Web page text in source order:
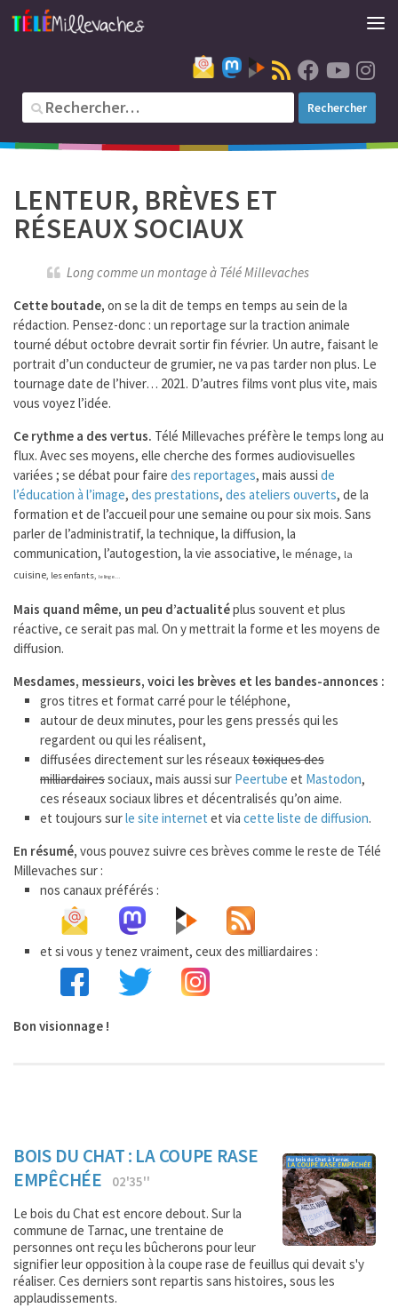
LENTEUR, BRÈVES ET
RÉSEAUX SOCIAUX
Long comme un montage à Télé Millevaches
Cette boutade, on se la dit de temps en temps au sein de la
rédaction. Pensez-donc : un reportage sur la traction animale
tourné début octobre devrait sortir fin février. Un autre, faisant le
portrait d’un conducteur de grumier, ne va pas tarder non plus. Le
tournage date de l’hiver… 2021. D’autres films vont plus vite, mais
vous voyez l’idée.
Ce rythme a des vertus. Télé Millevaches préfère le temps long au
flux. Avec ses moyens, elle cherche des formes audiovisuelles
variées ; se débat pour faire des reportages, mais aussi de
l’éducation à l’image, des prestations, des ateliers ouverts, de la
formation et de l’accueil pour une semaine ou pour six mois. Sans
parler de l’administratif, la technique, la diffusion, la
communication, l’autogestion, la vie associative, le ménage, la
cuisine, les enfants, le linge…
Mais quand même, un peu d’actualitéplus souvent et plus
réactive, ce serait pas mal. On y mettrait la forme et les moyens de
diffusion.
Mesdames, messieurs, voici les brèves et les bandes-annonces :
gros titres et format carré pour le téléphone,
autour de deux minutes, pour les gens pressés qui les
regardent ou qui les réalisent,
diffusées directement sur les réseaux toxiques des
milliardairessociaux, mais aussi sur Peertube et Mastodon,
ces réseaux sociaux libres et décentralisés qu’on aime.
et toujours surle site internet et via cette liste de diffusion.
En résumé, vous pouvez suivre ces brèves comme le reste de Télé
Millevaches sur :
nos canaux préférés :
et si vous y tenez vraiment, ceux des milliardaires :
Bon visionnage !
BOIS DU CHAT : LA COUPE RASE
EMPÊCHÉE
02'35''
Le bois du Chat est encore debout. Sur la
commune de Tarnac, une trentaine de
personnes ont reçu les bûcherons pour leur
signifier leur opposition à la coupe rase de feuillus qui devait s'y
réaliser. Ces derniers sont repartis sans histoires, sous les
applaudissements.